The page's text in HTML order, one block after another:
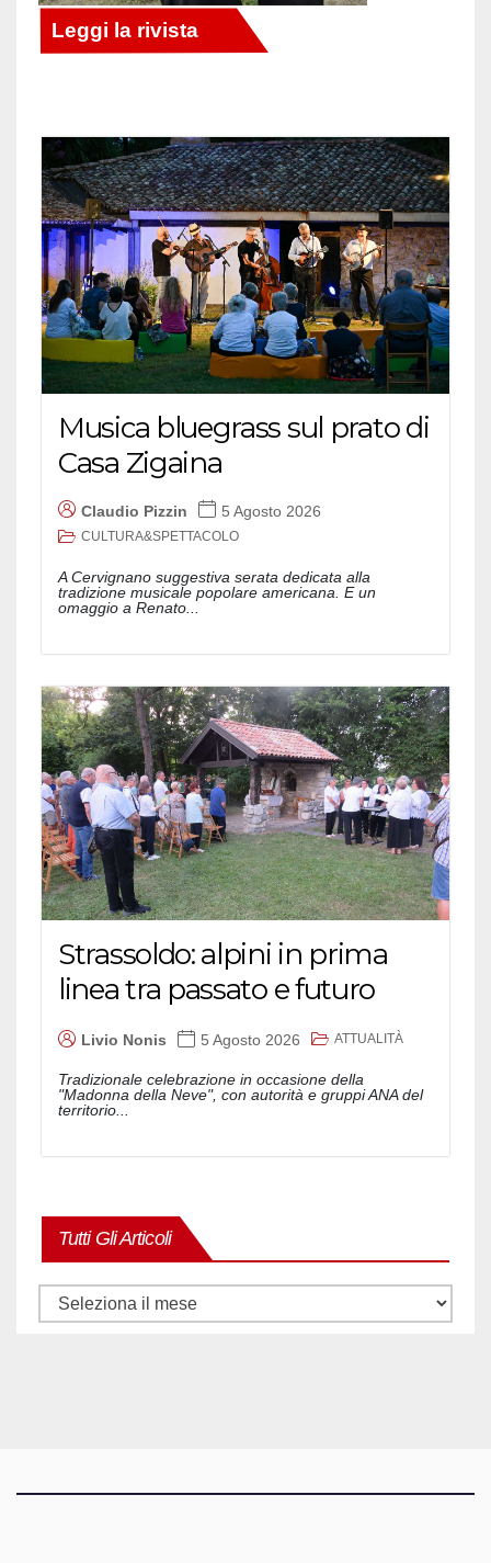
Musica bluegrass sul prato di
Casa Zigaina
Claudio Pizzin 5 Agosto 2026
CULTURA&SPETTACOLO
A Cervignano suggestiva serata dedicata alla
tradizione musicale popolare americana. E un
omaggio a Renato...
Strassoldo: alpini in prima
linea tra passato e futuro
Livio Nonis 5 Agosto 2026 ATTUALITÀ
Tradizionale celebrazione in occasione della
"Madonna della Neve", con autorità e gruppi ANA del
territorio...
Tutti Gli Articoli
Tutti